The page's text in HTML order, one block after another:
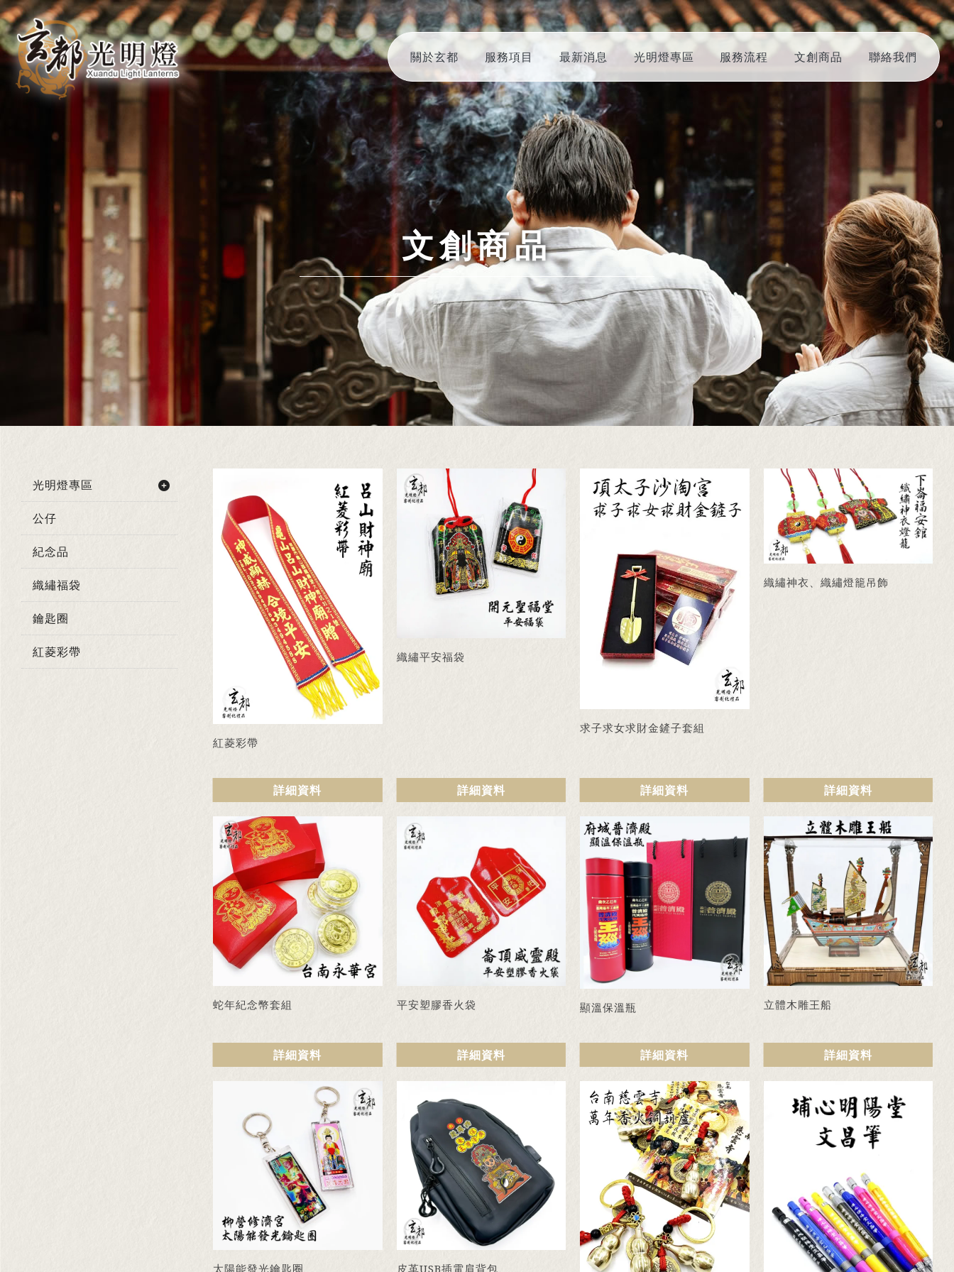
關於玄都 服務項目 最新消息 光明燈專區 服務流程 文創商品 聯絡我們
文創商品
光明燈專區
公仔
紀念品
織繡福袋
鑰匙圈
紅菱彩帶
紅菱彩帶
詳細資料
織繡平安福袋
詳細資料
求子求女求財金鏟子套組
詳細資料
織繡神衣、織繡燈籠吊飾
詳細資料
蛇年紀念幣套組
詳細資料
平安塑膠香火袋
詳細資料
顯溫保溫瓶
詳細資料
立體木雕王船
詳細資料
太陽能發光鑰匙圈 皮革USB插電肩背包